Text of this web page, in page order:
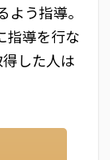
う指導。
指導を行な
した人は